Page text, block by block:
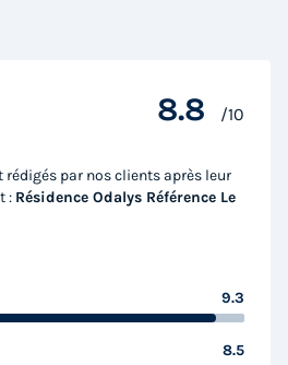
8.8 /10
par nos clients après leur
: Résidence Odalys Référence Le
9.3
8.5